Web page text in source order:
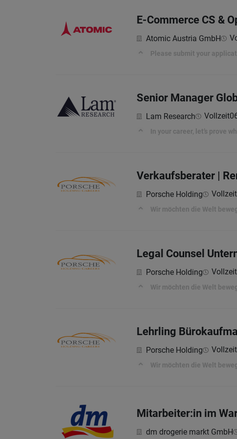
E-Commerce CS &
Atomic Austria GmbH
Please submit your
Senior Manager
Lam Research Vollzeit
In your career, let’s prove
Verkaufsberater |
Porsche Holding Vollzeit
Wir möchten die Welt
Legal Counsel
Porsche Holding Vollzeit
Wir möchten die Welt
Lehrling
Porsche Holding
Wir möchten die Welt
Mitarbeiter:in im
dm drogerie markt GmbH